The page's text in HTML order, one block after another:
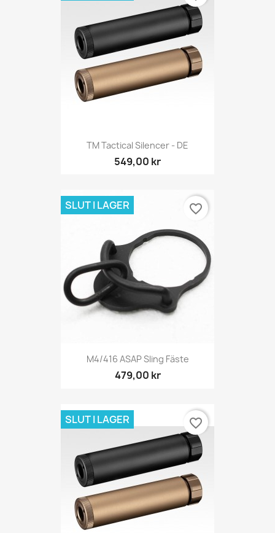
TM Tactical Silencer - DE
549,00 kr
M4/416 ASAP Sling Fäste
479,00 kr
SLUT I LAGER favorite_border
SLUT I LAGER favorite_border